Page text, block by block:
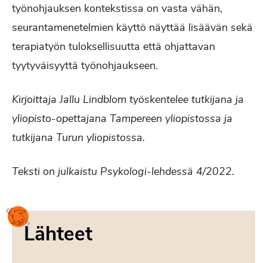
työnohjauksen kontekstissa on vasta vähän,
seurantamenetelmien käyttö näyttää lisäävän sekä
terapiatyön tuloksellisuutta että ohjattavan
tyytyväisyyttä työnohjaukseen.
Kirjoittaja Jallu Lindblom työskentelee tutkijana ja
yliopisto-opettajana Tampereen yliopistossa ja
tutkijana Turun yliopistossa.
Teksti on julkaistu Psykologi-lehdessä 4/2022.
Lähteet